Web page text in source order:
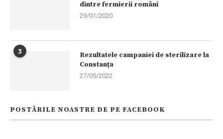
dintre fermierii români
29/01/2020
3
Rezultatele campaniei de sterilizare la
Constanța
27/05/2022
POSTĂRILE NOASTRE DE PE FACEBOOK